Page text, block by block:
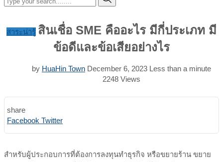
สาระน่ารู้ สินเชื่อ SME คืออะไร มีกี่ประเภท มี
ข้อดีและข้อเสียอย่างไร
by HuaHin Town December 6, 2023 Less than a minute
2248 Views
share
Facebook TwitterPrint
Share
สำหรับผู้ประกอบการที่ต้องการลงทุนทำธุรกิจ หรือขยายร้าน ขยาย